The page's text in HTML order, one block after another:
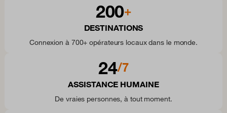
200+
DESTINATIONS
Connexion à 700+ opérateurs locaux dans le monde.
24/7
ASSISTANCE HUMAINE
De vraies personnes, à tout moment.